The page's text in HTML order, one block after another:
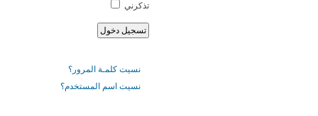
تذكرني
نسيت كلمـة المرور؟
نسيت اسم المستخدم؟